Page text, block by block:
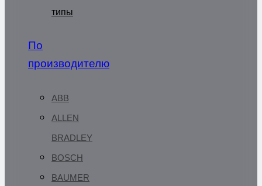
типы
По
производителю
ABB
ALLEN
BRADLEY
BOSCH
BAUMER